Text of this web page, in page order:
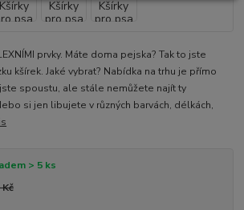
prvky. Máte doma pejska? Tak to jste
kšírek. Jaké vybrat? Nabídka na trhu je přímo
spoustu, ale stále nemůžete najít ty
si jen libujete v různých barvách, délkách,
> 5 ks
Kč